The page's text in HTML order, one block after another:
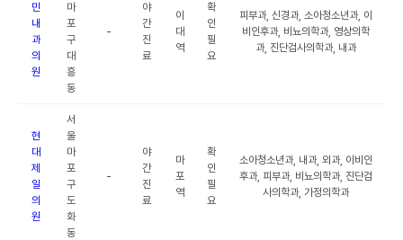
민
내
과
의
원
마
포
구
대
흥
동
-
야
간
진
료
이
대
역
확
인
필
요
피부과, 신경과, 소아청소년과, 이
비인후과, 비뇨의학과, 영상의학
과, 진단검사의학과, 내과
현
대
제
일
의
원
서
울
마
포
구
도
화
동
-
야
간
진
료
마
포
역
확
인
필
요
소아청소년과, 내과, 외과, 이비인
후과, 피부과, 비뇨의학과, 진단검
사의학과, 가정의학과